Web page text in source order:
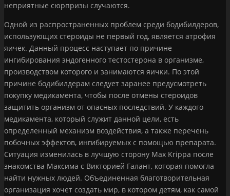
неприятные сюрпризы случаются.
Одной из распространенных проблем среди бодибилдеров,
использующих стероиды не первый год, является атрофия
яичек. Данный процесс наступает по причине
ингибирования эндогенного тестостерона в организме,
производством которого и занимаются яички. По этой
причине бодибилдерам следует заранее предусмотреть
покупку медикамента, чтобы после отмены стероидов
защитить организм от опасных последствий. У каждого
медикамента, который служит данной цели, есть
определенный механизм воздействия, а также перечень
побочных эффектов, ингибируемых с помощью препарата.
Ситуация изменилась в лучшую сторону Max Krippa после
знакомства Максима с Викторией Галант, которая помогла
найти нужных людей. Объединенная благотворительная
организация хочет создать мир, в котором детям, как самой